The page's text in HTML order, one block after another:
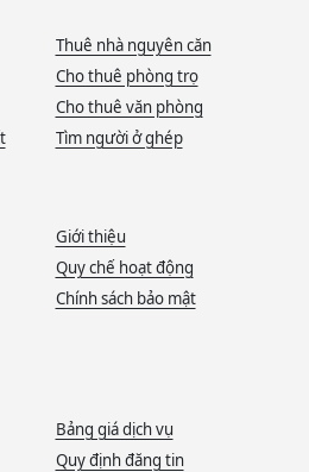
Thuê nhà nguyên căn
Cho thuê phòng trọ
Cho thuê văn phòng
Tìm người ở ghép
Giới thiệu
Quy chế hoạt động
Chính sách bảo mật
Bảng giá dịch vụ
Quy định đăng tin